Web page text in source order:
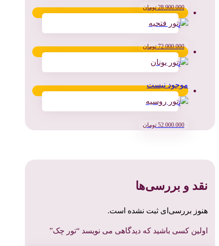
28.900.000 تومان
تور فتحیه
72.000.000 تومان
تور یونان
موجود نیست
تور روسیه
52.000.000 تومان
نقد و بررسی‌ها
هنوز بررسی‌ای ثبت نشده است.
اولین کسی باشید که دیدگاهی می نویسد “تور چک”